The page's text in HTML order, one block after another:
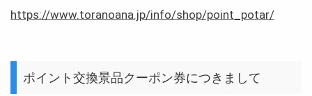
https://www.toranoana.jp/info/shop/point_potar/
ポイント交換景品クーポン券につきまして